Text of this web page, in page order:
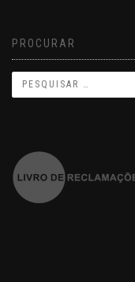
PROCURAR